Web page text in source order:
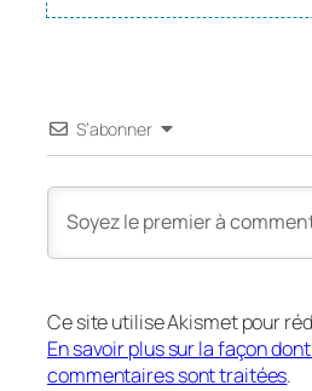
S’abonner
Ce site utilise Akismet pour
En savoir plus sur la façon
commentaires sont traitées.